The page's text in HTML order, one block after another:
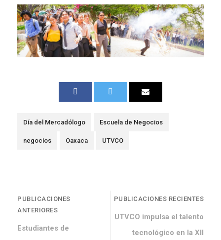
Día del Mercadólogo Escuela de Negocios
negocios Oaxaca UTVCO
PUBLICACIONES
ANTERIORES
Estudiantes de
PUBLICACIONES RECIENTES
UTVCO impulsa el talento
tecnológico en la XII